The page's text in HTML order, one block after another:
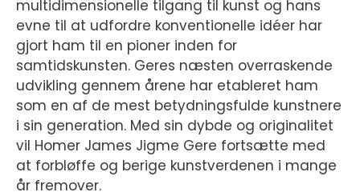
multidimensionelle tilgang til kunst og hans
evne til at udfordre konventionelle idéer har
gjort ham til en pioner inden for
samtidskunsten. Geres næsten overraskende
udvikling gennem årene har etableret ham
som en af de mest betydningsfulde kunstnere
i sin generation. Med sin dybde og originalitet
vil Homer James Jigme Gere fortsætte med
at forbløffe og berige kunstverdenen i mange
år fremover.